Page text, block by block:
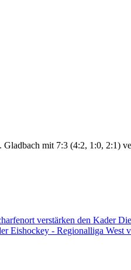
mit 7:3 (4:2, 1:0, 2:1)
verstärken den Kader
Eishockey - Regionalliga West